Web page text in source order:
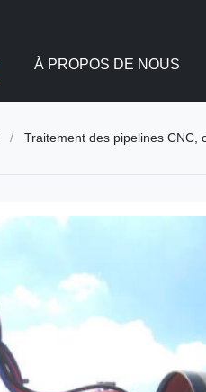
À PROPOS DE NOUS
/ Traitement des pipelines CNC,